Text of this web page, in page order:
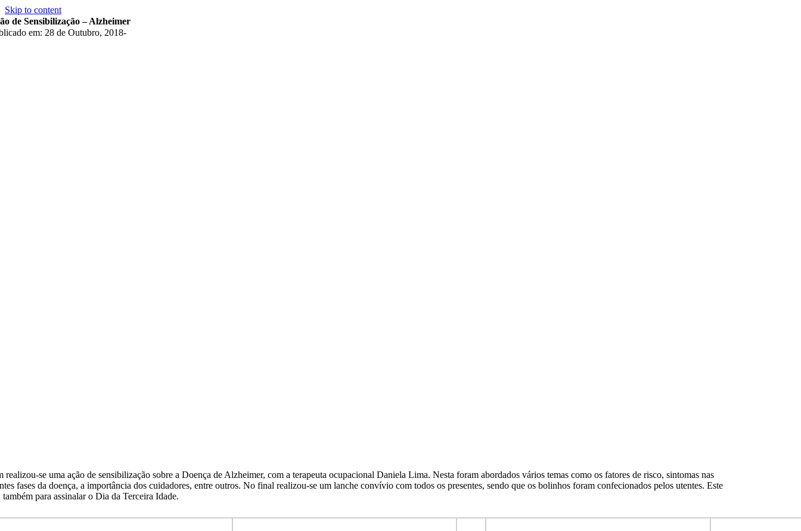
Skip to content
de Sensibilização – Alzheimer
em: 28 de Outubro, 2018-
realizou-se uma ação de sensibilização sobre a Doença de Alzheimer, com a terapeuta ocupacional Daniela Lima. Nesta foram abordados vários temas como os fatores de risco, sintomas nas
fases da doença, a importância dos cuidadores, entre outros. No final realizou-se um lanche convívio com todos os presentes, sendo que os bolinhos foram confecionados pelos utentes. Este
também para assinalar o Dia da Terceira Idade.